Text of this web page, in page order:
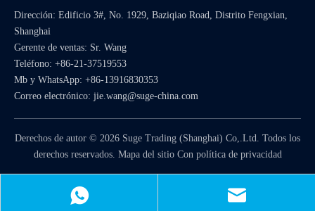
Dirección: Edificio 3#, No. 1929, Baziqiao Road, Distrito Fengxian,
Shanghai
Gerente de ventas: Sr. Wang
Teléfono: +86-21-37519553
Mb y WhatsApp: +86-13916830353
Correo electrónico: jie.wang@suge-china.com
Derechos de autor © 2026 Suge Trading (Shanghai) Co,.Ltd. Todos los
derechos reservados. Mapa del sitioCon política de privacidad